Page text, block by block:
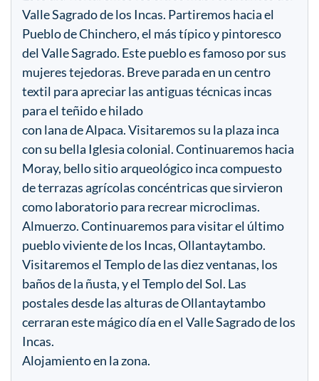
Valle Sagrado de los Incas. Partiremos hacia el
Pueblo de Chinchero, el más típico y pintoresco
del Valle Sagrado. Este pueblo es famoso por sus
mujeres tejedoras. Breve parada en un centro
textil para apreciar las antiguas técnicas incas
para el teñido e hilado
con lana de Alpaca. Visitaremos su la plaza inca
con su bella Iglesia colonial. Continuaremos hacia
Moray, bello sitio arqueológico inca compuesto
de terrazas agrícolas concéntricas que sirvieron
como laboratorio para recrear microclimas.
Almuerzo. Continuaremos para visitar el último
pueblo viviente de los Incas, Ollantaytambo.
Visitaremos el Templo de las diez ventanas, los
baños de la ñusta, y el Templo del Sol. Las
postales desde las alturas de Ollantaytambo
cerraran este mágico día en el Valle Sagrado de los
Incas.
Alojamiento en la zona.